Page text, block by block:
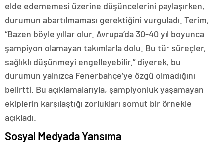
elde edememesi üzerine düşüncelerini paylaşırken,
durumun abartılmaması gerektiğini vurguladı. Terim,
“Bazen böyle yıllar olur. Avrupa’da 30-40 yıl boyunca
şampiyon olamayan takımlarla dolu. Bu tür süreçler,
sağlıklı düşünmeyi engelleyebilir.” diyerek, bu
durumun yalnızca Fenerbahçe’ye özgü olmadığını
belirtti. Bu açıklamalarıyla, şampiyonluk yaşamayan
ekiplerin karşılaştığı zorlukları somut bir örnekle
açıkladı.
Sosyal Medyada Yansıma